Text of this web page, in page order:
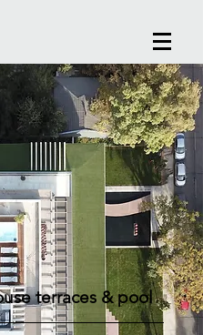
terraces & pool